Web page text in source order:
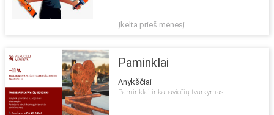
Įkelta prieš mėnesį
Paminklai
Anykščiai
Paminklai ir kapaviečių tvarkymas.